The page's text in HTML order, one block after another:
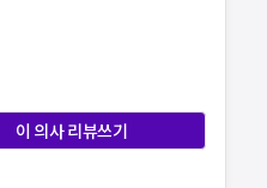
이 의사 리뷰쓰기